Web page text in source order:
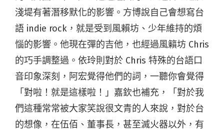
淺堤有著潛移默化的影響。方博說自己會想寫台
語 indie rock，就是受到風賴坊、少年維持的煩
惱的影響。他現在彈的吉他，也經過風籟坊 Chris
的巧手調整過。依玲則對於 Chris 特殊的台語口
音印象深刻，阿宏覺得他們的詞，一聽你會覺得
「對啦！就是這樣啦！」嘉欽也補充，「對於我
們這種常常被大家笑說很文青的人來說，對於台
的想像，在伍佰、董事長，甚至滅火器以外，有